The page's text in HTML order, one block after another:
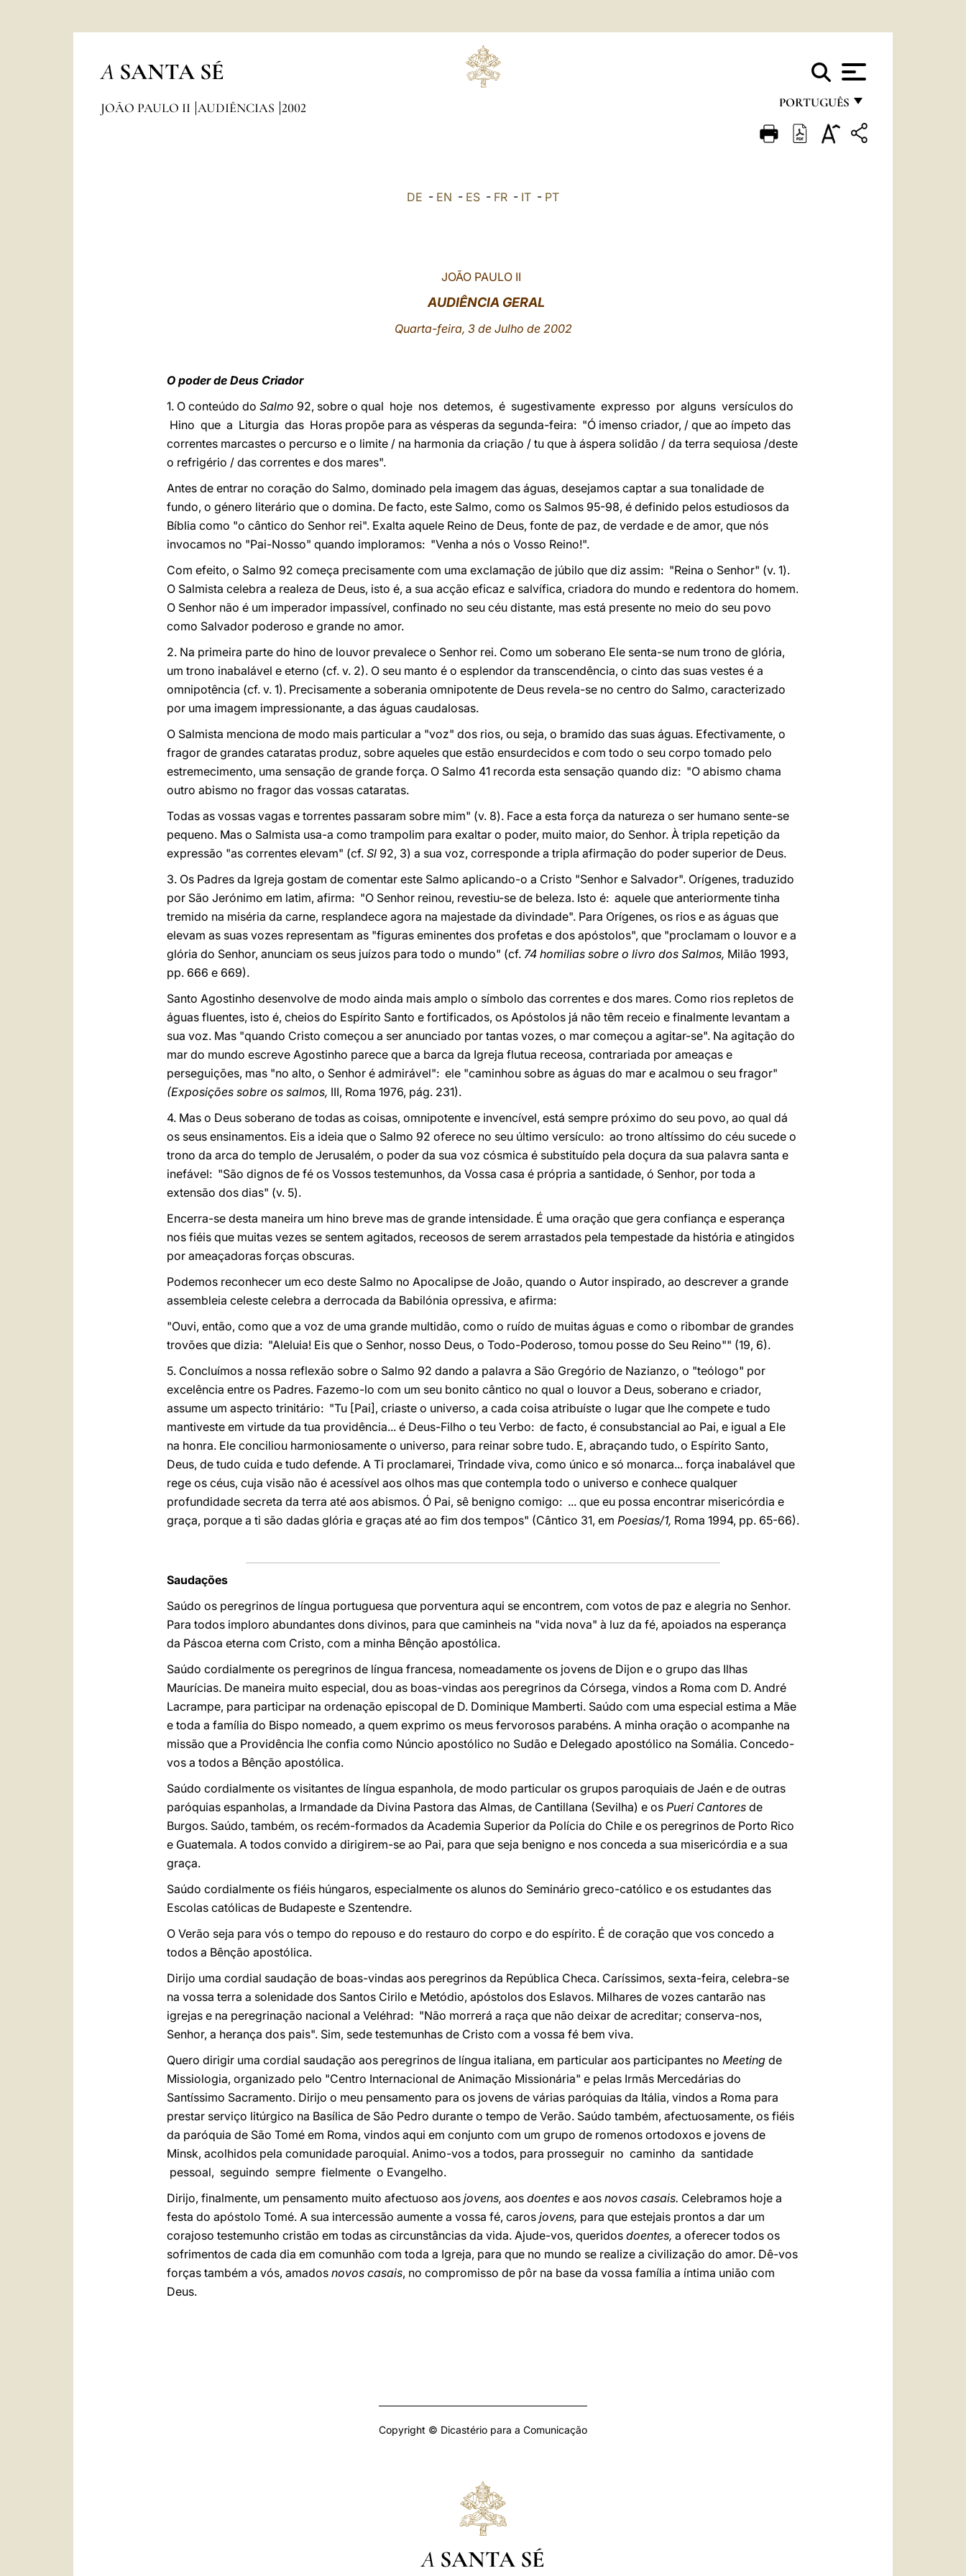
A SANTA SÉ
PORTUGUÊS
FRANÇAIS
JOÃO PAULO II AUDIÊNCIAS 2002
DE - EN - ES - FR - IT - PT
JOÃO PAULO II
AUDIÊNCIA GERAL
Quarta-feira, 3 de Julho de 2002
O poder de Deus Criador
1. O conteúdo do Salmo 92, sobre o qual hoje nos detemos, é sugestivamente expresso por alguns versículos do
Hino que a Liturgia das Horas propõe para as vésperas da segunda-feira: "Ó imenso criador, / que ao ímpeto das
correntes marcastes o percurso e o limite / na harmonia da criação / tu que à áspera solidão / da terra sequiosa /deste
o refrigério / das correntes e dos mares".
Antes de entrar no coração do Salmo, dominado pela imagem das águas, desejamos captar a sua tonalidade de
fundo, o género literário que o domina. De facto, este Salmo, como os Salmos 95-98, é definido pelos estudiosos da
Bíblia como "o cântico do Senhor rei". Exalta aquele Reino de Deus, fonte de paz, de verdade e de amor, que nós
invocamos no "Pai-Nosso" quando imploramos: "Venha a nós o Vosso Reino!".
Com efeito, o Salmo 92 começa precisamente com uma exclamação de júbilo que diz assim: "Reina o Senhor" (v. 1).
O Salmista celebra a realeza de Deus, isto é, a sua acção eficaz e salvífica, criadora do mundo e redentora do homem.
O Senhor não é um imperador impassível, confinado no seu céu distante, mas está presente no meio do seu povo
como Salvador poderoso e grande no amor.
2. Na primeira parte do hino de louvor prevalece o Senhor rei. Como um soberano Ele senta-se num trono de glória,
um trono inabalável e eterno (cf. v. 2). O seu manto é o esplendor da transcendência, o cinto das suas vestes é a
omnipotência (cf. v. 1). Precisamente a soberania omnipotente de Deus revela-se no centro do Salmo, caracterizado
por uma imagem impressionante, a das águas caudalosas.
O Salmista menciona de modo mais particular a "voz" dos rios, ou seja, o bramido das suas águas. Efectivamente, o
fragor de grandes cataratas produz, sobre aqueles que estão ensurdecidos e com todo o seu corpo tomado pelo
estremecimento, uma sensação de grande força. O Salmo 41 recorda esta sensação quando diz: "O abismo chama
outro abismo no fragor das vossas cataratas.
Todas as vossas vagas e torrentes passaram sobre mim" (v. 8). Face a esta força da natureza o ser humano sente-se
pequeno. Mas o Salmista usa-a como trampolim para exaltar o poder, muito maior, do Senhor. À tripla repetição da
expressão "as correntes elevam" (cf. Sl 92, 3) a sua voz, corresponde a tripla afirmação do poder superior de Deus.
3. Os Padres da Igreja gostam de comentar este Salmo aplicando-o a Cristo "Senhor e Salvador". Orígenes, traduzido
por São Jerónimo em latim, afirma: "O Senhor reinou, revestiu-se de beleza. Isto é: aquele que anteriormente tinha
tremido na miséria da carne, resplandece agora na majestade da divindade". Para Orígenes, os rios e as águas que
elevam as suas vozes representam as "figuras eminentes dos profetas e dos apóstolos", que "proclamam o louvor e a
glória do Senhor, anunciam os seus juízos para todo o mundo" (cf. 74 homilias sobre o livro dos Salmos, Milão 1993,
pp. 666 e 669).
Santo Agostinho desenvolve de modo ainda mais amplo o símbolo das correntes e dos mares. Como rios repletos de
águas fluentes, isto é, cheios do Espírito Santo e fortificados, os Apóstolos já não têm receio e finalmente levantam a
sua voz. Mas "quando Cristo começou a ser anunciado por tantas vozes, o mar começou a agitar-se". Na agitação do
mar do mundo escreve Agostinho parece que a barca da Igreja flutua receosa, contrariada por ameaças e
perseguições, mas "no alto, o Senhor é admirável": ele "caminhou sobre as águas do mar e acalmou o seu fragor"
(Exposições sobre os salmos, III, Roma 1976, pág. 231).
4. Mas o Deus soberano de todas as coisas, omnipotente e invencível, está sempre próximo do seu povo, ao qual dá
os seus ensinamentos. Eis a ideia que o Salmo 92 oferece no seu último versículo: ao trono altíssimo do céu sucede o
trono da arca do templo de Jerusalém, o poder da sua voz cósmica é substituído pela doçura da sua palavra santa e
inefável: "São dignos de fé os Vossos testemunhos, da Vossa casa é própria a santidade, ó Senhor, por toda a
extensão dos dias" (v. 5).
Encerra-se desta maneira um hino breve mas de grande intensidade. É uma oração que gera confiança e esperança
nos fiéis que muitas vezes se sentem agitados, receosos de serem arrastados pela tempestade da história e atingidos
por ameaçadoras forças obscuras.
Podemos reconhecer um eco deste Salmo no Apocalipse de João, quando o Autor inspirado, ao descrever a grande
assembleia celeste celebra a derrocada da Babilónia opressiva, e afirma:
"Ouvi, então, como que a voz de uma grande multidão, como o ruído de muitas águas e como o ribombar de grandes
trovões que dizia: "Aleluia! Eis que o Senhor, nosso Deus, o Todo-Poderoso, tomou posse do Seu Reino"" (19, 6).
5. Concluímos a nossa reflexão sobre o Salmo 92 dando a palavra a São Gregório de Nazianzo, o "teólogo" por
excelência entre os Padres. Fazemo-lo com um seu bonito cântico no qual o louvor a Deus, soberano e criador,
assume um aspecto trinitário: "Tu [Pai], criaste o universo, a cada coisa atribuíste o lugar que lhe compete e tudo
mantiveste em virtude da tua providência... é Deus-Filho o teu Verbo: de facto, é consubstancial ao Pai, e igual a Ele
na honra. Ele conciliou harmoniosamente o universo, para reinar sobre tudo. E, abraçando tudo, o Espírito Santo,
Deus, de tudo cuida e tudo defende. A Ti proclamarei, Trindade viva, como único e só monarca... força inabalável que
rege os céus, cuja visão não é acessível aos olhos mas que contempla todo o universo e conhece qualquer
profundidade secreta da terra até aos abismos. Ó Pai, sê benigno comigo: ... que eu possa encontrar misericórdia e
graça, porque a ti são dadas glória e graças até ao fim dos tempos" (Cântico 31, em Poesias/1, Roma 1994, pp. 65-66).
Saudações
Saúdo os peregrinos de língua portuguesa que porventura aqui se encontrem, com votos de paz e alegria no Senhor.
Para todos imploro abundantes dons divinos, para que caminheis na "vida nova" à luz da fé, apoiados na esperança
da Páscoa eterna com Cristo, com a minha Bênção apostólica.
Saúdo cordialmente os peregrinos de língua francesa, nomeadamente os jovens de Dijon e o grupo das Ilhas
Maurícias. De maneira muito especial, dou as boas-vindas aos peregrinos da Córsega, vindos a Roma com D. André
Lacrampe, para participar na ordenação episcopal de D. Dominique Mamberti. Saúdo com uma especial estima a Mãe
e toda a família do Bispo nomeado, a quem exprimo os meus fervorosos parabéns. A minha oração o acompanhe na
missão que a Providência lhe confia como Núncio apostólico no Sudão e Delegado apostólico na Somália. Concedo-
vos a todos a Bênção apostólica.
Saúdo cordialmente os visitantes de língua espanhola, de modo particular os grupos paroquiais de Jaén e de outras
paróquias espanholas, a Irmandade da Divina Pastora das Almas, de Cantillana (Sevilha) e os Pueri Cantores de
Burgos. Saúdo, também, os recém-formados da Academia Superior da Polícia do Chile e os peregrinos de Porto Rico
e Guatemala. A todos convido a dirigirem-se ao Pai, para que seja benigno e nos conceda a sua misericórdia e a sua
graça.
Saúdo cordialmente os fiéis húngaros, especialmente os alunos do Seminário greco-católico e os estudantes das
Escolas católicas de Budapeste e Szentendre.
O Verão seja para vós o tempo do repouso e do restauro do corpo e do espírito. É de coração que vos concedo a
todos a Bênção apostólica.
Dirijo uma cordial saudação de boas-vindas aos peregrinos da República Checa. Caríssimos, sexta-feira, celebra-se
na vossa terra a solenidade dos Santos Cirilo e Metódio, apóstolos dos Eslavos. Milhares de vozes cantarão nas
igrejas e na peregrinação nacional a Veléhrad: "Não morrerá a raça que não deixar de acreditar; conserva-nos,
Senhor, a herança dos pais". Sim, sede testemunhas de Cristo com a vossa fé bem viva.
Quero dirigir uma cordial saudação aos peregrinos de língua italiana, em particular aos participantes no Meeting de
Missiologia, organizado pelo "Centro Internacional de Animação Missionária" e pelas Irmãs Mercedárias do
Santíssimo Sacramento. Dirijo o meu pensamento para os jovens de várias paróquias da Itália, vindos a Roma para
prestar serviço litúrgico na Basílica de São Pedro durante o tempo de Verão. Saúdo também, afectuosamente, os fiéis
da paróquia de São Tomé em Roma, vindos aqui em conjunto com um grupo de romenos ortodoxos e jovens de
Minsk, acolhidos pela comunidade paroquial. Animo-vos a todos, para prosseguir no caminho da santidade
pessoal, seguindo sempre fielmente o Evangelho.
Dirijo, finalmente, um pensamento muito afectuoso aos jovens, aos doentes e aos novos casais. Celebramos hoje a
festa do apóstolo Tomé. A sua intercessão aumente a vossa fé, caros jovens, para que estejais prontos a dar um
corajoso testemunho cristão em todas as circunstâncias da vida. Ajude-vos, queridos doentes, a oferecer todos os
sofrimentos de cada dia em comunhão com toda a Igreja, para que no mundo se realize a civilização do amor. Dê-vos
forças também a vós, amados novos casais, no compromisso de pôr na base da vossa família a íntima união com
Deus.
Copyright © Dicastério para a Comunicação
A SANTA SÉ